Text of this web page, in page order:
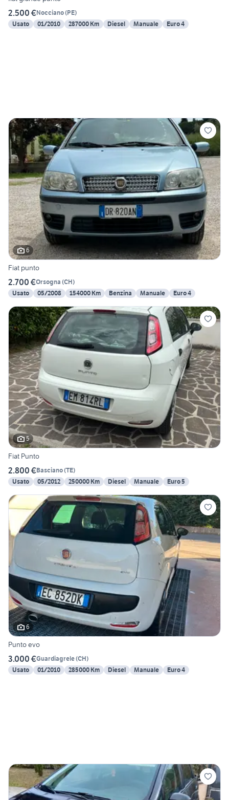
2.500 €Nocciano(PE)
Usato
01/2010 287000 Km Diesel Manuale Euro 4
6
Fiat punto
2.700 €Orsogna (CH)
Usato
05/2008 154000 Km Benzina Manuale Euro 4
5
Fiat Punto
2.800 €Basciano(TE)
Usato
05/2012 250000 Km Diesel Manuale Euro 5
6
Punto evo
3.000 €Guardiagrele(CH)
Usato
01/2010 285000 Km Diesel Manuale Euro 4